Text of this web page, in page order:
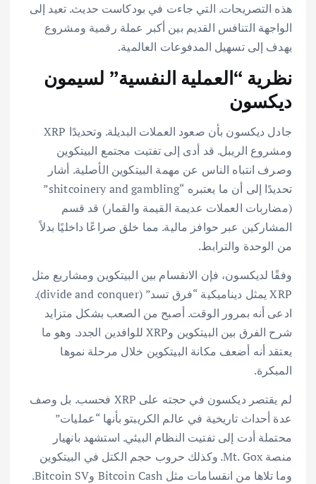
هذه التصريحات. التي جاءت في بودكاست حديث. تعيد إلى
الواجهة التنافس القديم بين أكبر عملة رقمية ومشروع
يهدف إلى تسهيل المدفوعات العالمية.
نظرية “العملية النفسية” لسيمون
ديكسون
جادل ديكسون بأن صعود العملات البديلة. وتحديدًا XRP
ومشروع الريبل. قد أدى إلى تفتيت مجتمع البيتكوين
وصرف انتباه الناس عن مهمة البيتكوين الأصلية. أشار
تحديدًا إلى أن ما يعتبره “shitcoinery and gambling”
(مضاربات العملات عديمة القيمة والقمار) قد قسم
المشاركين عبر حوافز مالية. مما خلق صراعًا داخليًا بدلاً
من الوحدة والترابط.
وفقًا لديكسون، فإن الانقسام بين البيتكوين ومشاريع مثل
XRP يمثل ديناميكية “فرق تسد” (divide and conquer).
ادعى أنه بمرور الوقت. أصبح من الصعب بشكل متزايد
شرح الفرق بين البيتكوين وXRP للوافدين الجدد. وهو ما
يعتقد أنه أضعف مكانة البيتكوين خلال مرحلة نموها
المبكرة.
لم يقتصر ديكسون في حجته على XRP فحسب. بل وصف
عدة أحداث تاريخية في عالم الكريبتو بأنها “عمليات”
محتملة أدت إلى تفتيت النظام البيئي. استشهد بانهيار
منصة Mt. Gox. وكذلك حروب حجم الكتل في البيتكوين
وما تلاها من انقسامات مثل Bitcoin Cash وBitcoin SV.